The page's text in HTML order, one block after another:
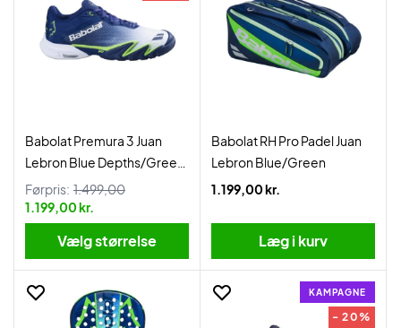
Babolat Premura 3 Juan
Lebron Blue Depths/Green
Flash
Førpris: 1.499,00
1.199,00 kr.
Vælg størrelse
Babolat RH Pro Padel Juan
Lebron Blue/Green
1.199,00 kr.
Læg i kurv
KAMPAGNE
- 20%